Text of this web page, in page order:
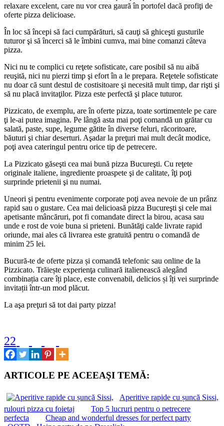
relaxare excelent, care nu vor crea gaură în portofel dacă profiţi de
oferte pizza delicioase.
În loc să începi să faci cumpărături, să cauţi să ghiceşti gusturile
tuturor şi să încerci să le îmbini cumva, mai bine comanzi câteva
pizza.
Nici nu te complici cu reţete sofisticate, care posibil să nu aibă
reuşită, nici nu pierzi timp şi efort în a le prepara. Reţetele sofisticate
nu doar că sunt destul de costisitoare şi necesită mult timp, dar rişti şi
să nu placă invitaţilor. Pizza este perfectă şi place tuturor.
Pizzicato, de exemplu, are în oferte pizza, toate sortimentele pe care
ţi le-ai putea imagina. Pe lângă asta mai poţi comandă un grătar cu
salată, paste, supe, legume gătite în diverse feluri, răcoritoare,
băuturi şi chiar deserturi. Aşadar la preţuri mai mult decât modice,
poţi avea cateringul pentru orice tip de petrecere.
La Pizzicato găseşti cea mai bună pizza Bucureşti. Cu reţete
originale italiene, ingrediente proaspete şi de calitate, îţi poţi
surprinde prietenii şi nu numai.
Uneori şi pentru evenimente corporate poţi avea nevoie de un prânz
rapid sau o gustare. Cea mai delicioasă pizza Bucureşti şi cele mai
apetisante mâncăruri, pot fi comandate direct la birou, acasa sau
unde e rost de voie buna si prieteni. Bunătăţi calde livrate rapid
oriunde, mai ales că livrarea este gratuită pentru o comandă de
minim 25 lei.
Bucură-te de oferte pizza și comandă telefonic sau online de la
Pizzicato. Trăiește experienţa culinară italienească alegând
combinația care îți place, este convenabil, delicios și îți vei surprinde
invitații într-un mod plăcut.
La aşa preţuri să tot dai party pizza!
22
ARTICOLE PE ACEEAŞI TEMĂ:
Aperitive rapide cu șuncă Sissi,
rulouri pizza cu foietaj
Top 5 lucruri pentru o petrecere
perfecta
Cheap and wonderful dresses for perfect party